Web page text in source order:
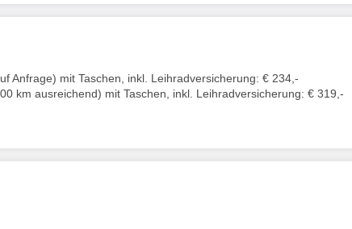
Anfrage) mit Taschen, inkl. Leihradversicherung: € 234,-
km ausreichend) mit Taschen, inkl. Leihradversicherung: € 319,-